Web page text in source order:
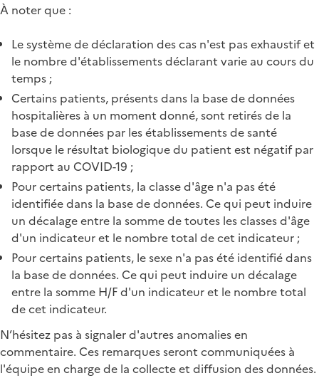
À noter que :
Le système de déclaration des cas n'est pas exhaustif et
le nombre d'établissements déclarant varie au cours du
temps ;
Certains patients, présents dans la base de données
hospitalières à un moment donné, sont retirés de la
base de données par les établissements de santé
lorsque le résultat biologique du patient est négatif par
rapport au COVID-19 ;
Pour certains patients, la classe d'âge n'a pas été
identifiée dans la base de données. Ce qui peut induire
un décalage entre la somme de toutes les classes d'âge
d'un indicateur et le nombre total de cet indicateur ;
Pour certains patients, le sexe n'a pas été identifié dans
la base de données. Ce qui peut induire un décalage
entre la somme H/F d'un indicateur et le nombre total
de cet indicateur.
N’hésitez pas à signaler d'autres anomalies en
commentaire. Ces remarques seront communiquées à
l'équipe en charge de la collecte et diffusion des données.